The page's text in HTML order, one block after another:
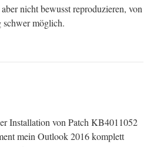
nicht bewusst reproduzieren, von
schwer möglich.
Installation von Patch KB4011052
mein Outlook 2016 komplett